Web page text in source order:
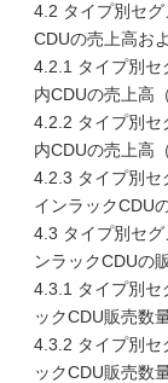
4.2 タイプ別セ
CDUの売上高お
4.2.1 タイプ別セ
内CDUの売上高
4.2.2 タイプ別セ
内CDUの売上高
4.2.3 タイプ別セ
インラックCDU
4.3 タイプ別セ
ンラックCDUの
4.3.1 タイプ別セ
ックCDU販売数
4.3.2 タイプ別セ
ックCDU販売数